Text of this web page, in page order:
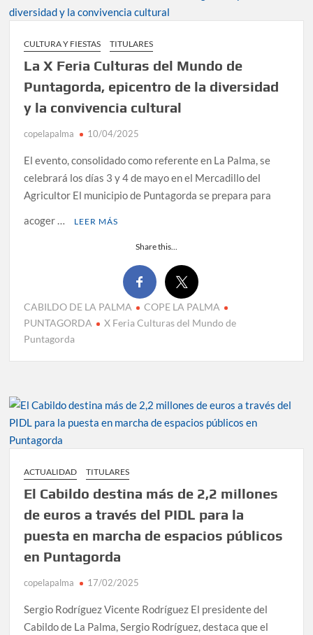
CULTURA Y FIESTAS TITULARES
La X Feria Culturas del Mundo de
Puntagorda, epicentro de la diversidad
y la convivencia cultural
copelapalma 10/04/2025
El evento, consolidado como referente en La Palma, se
celebrará los días 3 y 4 de mayo en el Mercadillo del
Agricultor El municipio de Puntagorda se prepara para
acoger …
LEER MÁS
Share this...
CABILDO DE LA PALMA
COPE LA PALMA
PUNTAGORDA
X Feria Culturas del Mundo de
Puntagorda
ACTUALIDAD TITULARES
El Cabildo destina más de 2,2 millones
de euros a través del PIDL para la
puesta en marcha de espacios públicos
en Puntagorda
copelapalma 17/02/2025
Sergio Rodríguez Vicente Rodríguez El presidente del
Cabildo de La Palma, Sergio Rodríguez, destaca que el